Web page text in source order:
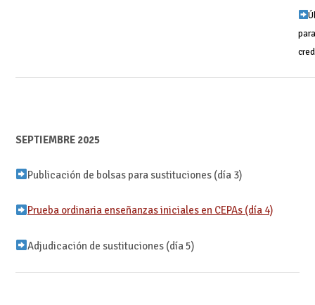
SEPTIEMBRE 2025
Publicación de bolsas para sustituciones (día 3)
Prueba ordinaria enseñanzas iniciales en CEPAs (día 4)
Adjudicación de sustituciones (día 5)